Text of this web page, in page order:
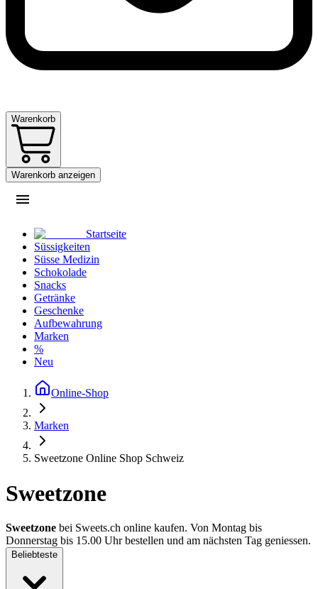
Warenkorb
Warenkorb anzeigen
Startseite
Süssigkeiten
Süsse Medizin
Schokolade
Snacks
Getränke
Geschenke
Aufbewahrung
Marken
%
Neu
Online-Shop
Marken
Sweetzone Online Shop Schweiz
Sweetzone
Sweetzone bei Sweets.ch online kaufen. Von Montag bis
Donnerstag bis 15.00 Uhr bestellen und am nächsten Tag geniessen.
Beliebteste